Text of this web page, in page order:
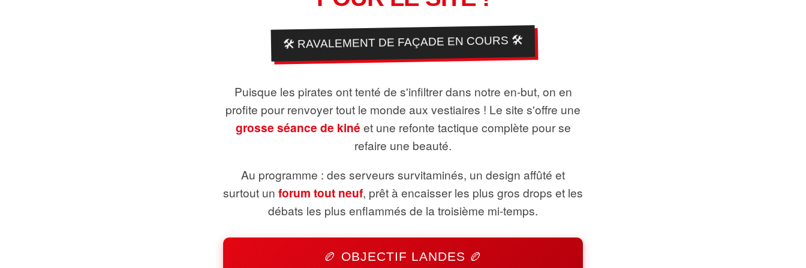
🛠️ RAVALEMENT DE FAÇADE EN COURS 🛠️
Puisque les pirates ont tenté de s'infiltrer dans notre en-but, on en
profite pour renvoyer tout le monde aux vestiaires ! Le site s'offre une
grosse séance de kiné et une refonte tactique complète pour se
refaire une beauté.
Au programme : des serveurs survitaminés, un design affûté et
surtout un forum tout neuf, prêt à encaisser les plus gros drops et les
débats les plus enflammés de la troisième mi-temps.
🏉 OBJECTIF LANDES 🏉